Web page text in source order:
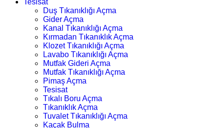
Tesisat
Duş Tıkanıklığı Açma
Gider Açma
Kanal Tıkanıklığı Açma
Kırmadan Tıkanıklık Açma
Klozet Tıkanıklığı Açma
Lavabo Tıkanıklığı Açma
Mutfak Gideri Açma
Mutfak Tıkanıklığı Açma
Pimaş Açma
Tesisat
Tıkalı Boru Açma
Tıkanıklık Açma
Tuvalet Tıkanıklığı Açma
Kaçak Bulma